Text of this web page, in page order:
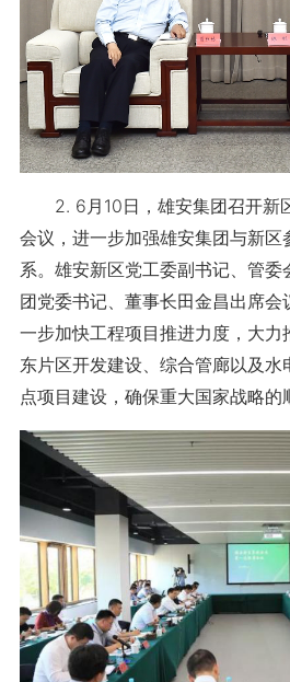
2. 6月10日，雄安集团召开新
会议，进一步加强雄安集团与新区
系。雄安新区党工委副书记、管
团党委书记、董事长田金昌出席
一步加快工程项目推进力度，大力
东片区开发建设、综合管廊以及
点项目建设，确保重大国家战略的